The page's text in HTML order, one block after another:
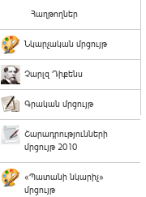
Հաղթողներ
Նկարչական մրցույթ
Չարլզ Դիքենս
Գրական մրցույթ
Շարադրությունների
մրցույթ 2010
«Պատանի նկարիչ»
մրցույթ